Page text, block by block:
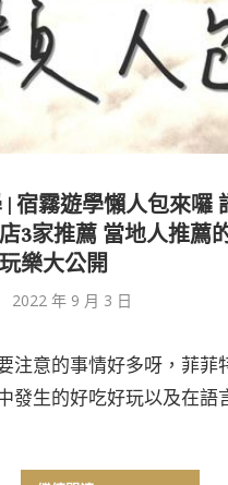
宿霧遊學懶人包來囉
3家推薦 當地人推薦
樂大公開
2022 年 9 月 3 日
注意的事情好多呀，菲菲
發生的好吃好玩以及在語